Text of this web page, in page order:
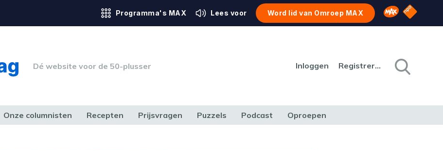
Programma's MAX Lees voor Word lid van Omroep MAX Omroep MAX
NPO
Dé website voor de 50-plusser Inloggen Registreren
Onze columnisten Recepten Prijsvragen Puzzels Podcast Oproepen